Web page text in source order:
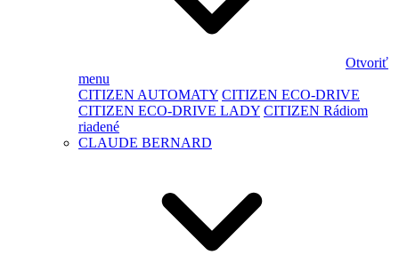
Otvoriť
menu
CITIZEN AUTOMATY CITIZEN ECO-DRIVE
CITIZEN ECO-DRIVE LADY CITIZEN Rádiom
riadené
CLAUDE BERNARD